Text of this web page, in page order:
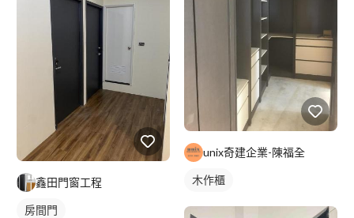
鑫田門窗工程
房間門
unix奇建企業-陳福全
木作櫃